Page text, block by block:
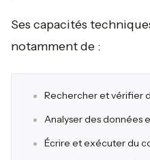
Ses capacités
notamment de :
Rechercher et vérifier
Analyser des données
Écrire et exécuter du